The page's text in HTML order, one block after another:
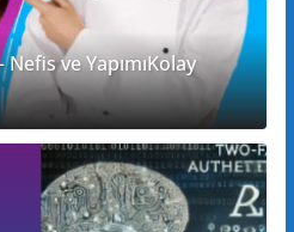
ve YapımıKolay